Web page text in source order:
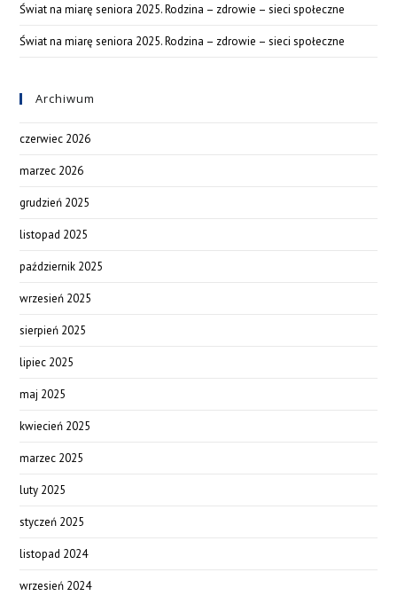
Świat na miarę seniora 2025. Rodzina – zdrowie – sieci społeczne
Świat na miarę seniora 2025. Rodzina – zdrowie – sieci społeczne
Archiwum
czerwiec 2026
marzec 2026
grudzień 2025
listopad 2025
październik 2025
wrzesień 2025
sierpień 2025
lipiec 2025
maj 2025
kwiecień 2025
marzec 2025
luty 2025
styczeń 2025
listopad 2024
wrzesień 2024